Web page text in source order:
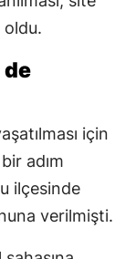
de
için
adım
ilçesinde
verilmişti.